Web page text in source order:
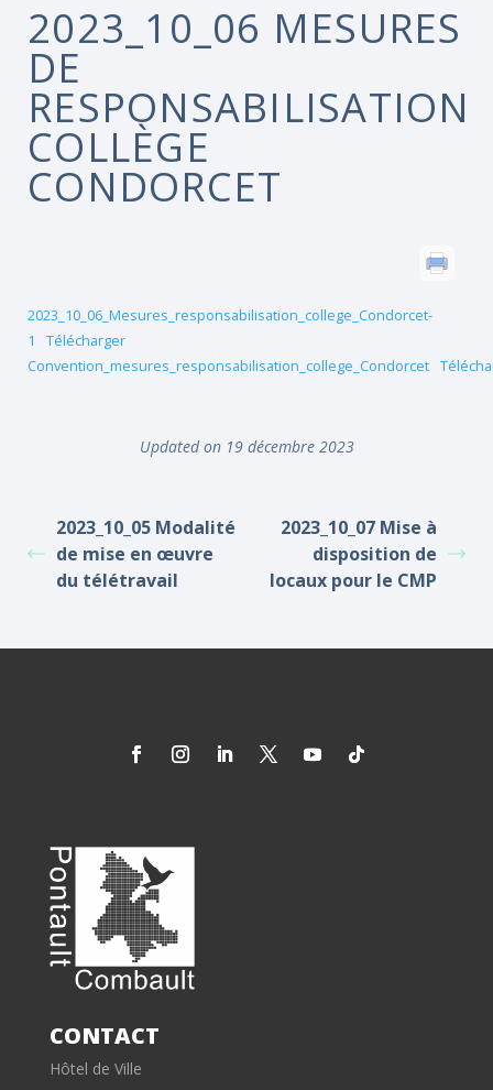
2023_10_06 MESURES
DE
RESPONSABILISATION
COLLÈGE
CONDORCET
2023_10_06_Mesures_responsabilisation_college_Condorcet-
1
Télécharger
Convention_mesures_responsabilisation_college_Condorcet
Updated on 19 décembre 2023
2023_10_05 Modalité
de mise en œuvre
du télétravail
2023_10_07 Mise à
disposition de
locaux pour le CMP
CONTACT
Hôtel de Ville